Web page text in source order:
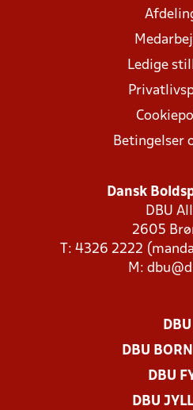
Ledige
Betingelser
Dansk
DBU
2605
T: 4326 2222
M:
DBU
DBU
DBU
DBU